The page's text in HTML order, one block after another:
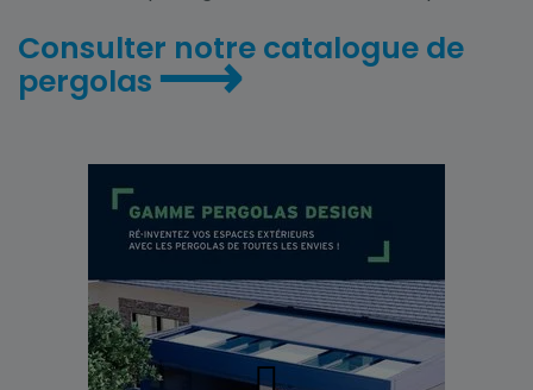
Consulter notre catalogue de
pergolas⟶